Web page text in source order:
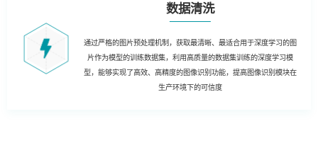
数据清洗
通过严格的图片预处理机制，获取最清晰、最适合用于深度学习的图
片作为模型的训练数据集，利用高质量的数据集训练的深度学习模
型，能够实现了高效、高精度的图像识别功能，提高图像识别模块在
生产环境下的可信度